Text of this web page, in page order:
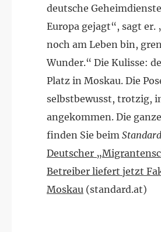
deutsche
Europa gejagt“, sagt er.
noch am Leben bin,
Wunder.“ Die Kulisse:
Platz in Moskau. Die
selbstbewusst, trotzig,
angekommen. Die
finden Sie beim Standard
Deutscher
Betreiber liefert jetzt
Moskau (standard.at)